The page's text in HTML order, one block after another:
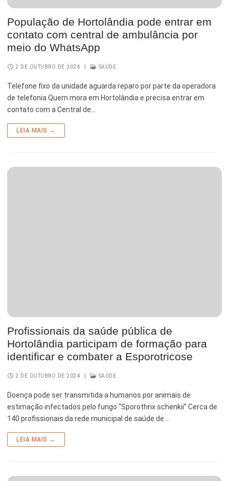
População de Hortolândia pode entrar em
contato com central de ambulância por
meio do WhatsApp
2 DE OUTUBRO DE 2024 SAÚDE
Telefone fixo da unidade aguarda reparo por parte da operadora
de telefonia Quem mora em Hortolândia e precisa entrar em
contato com a Central de…
LEIA MAIS →
Profissionais da saúde pública de
Hortolândia participam de formação para
identificar e combater a Esporotricose
2 DE OUTUBRO DE 2024 SAÚDE
Doença pode ser transmitida a humanos por animais de
estimação infectados pelo fungo “Sporothrix schenkii” Cerca de
140 profissionais da rede municipal de saúde de…
LEIA MAIS →